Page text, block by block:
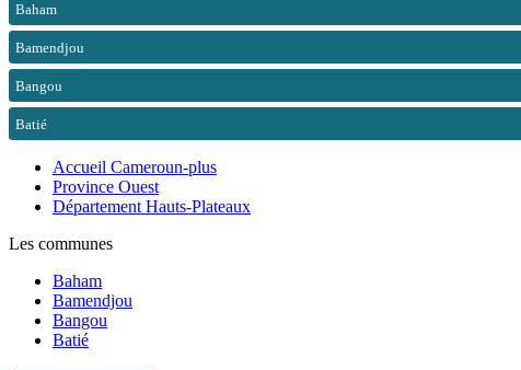
Baham
Bamendjou
Bangou
Batié
Accueil Cameroun-plus
Province Ouest
Département Hauts-Plateaux
Les communes
Baham
Bamendjou
Bangou
Batié